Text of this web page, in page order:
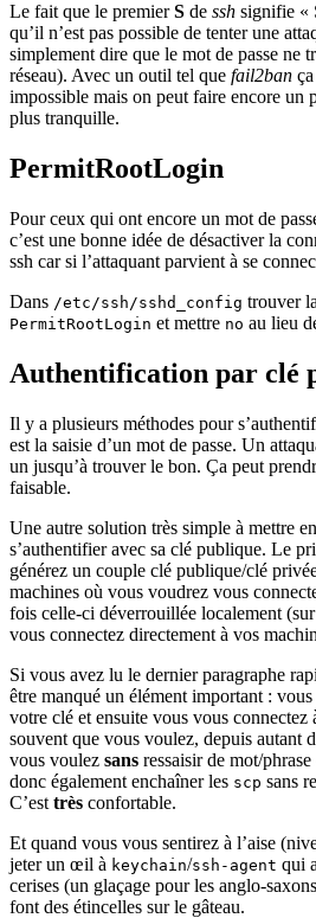
Le fait que le premierS de ssh signifie «
qu’il n’est pas possible de tenter une
simplement dire que le mot de passe ne
réseau). Avec un outil tel que fail2ban
impossible mais on peut faire encore un
plus tranquille.
PermitRootLogin
Pour ceux qui ont encore un mot de
c’est une bonne idée de désactiver la
ssh car si l’attaquant parvient à se
Dans /etc/ssh/sshd_config trouver
PermitRootLogin et mettre no au lieu
Authentification par clé
Il y a plusieurs méthodes pour
est la saisie d’un mot de passe. Un
un jusqu’à trouver le bon. Ça peut
faisable.
Une autre solution très simple à mettre
s’authentifier avec sa clé publique. Le
générez un couple clé publique/clé
machines où vous voudrez vous
fois celle-ci déverrouillée localement
vous connectez directement à vos
Si vous avez lu le dernier paragraphe
être manqué un élément important :
votre clé et ensuite vous vous connectez
souvent que vous voulez, depuis autant
vous voulez sans ressaisir de mot/
donc également enchaîner les scp sans
C’est très confortable.
Et quand vous vous sentirez à l’aise
jeter un œil à keychain/ssh-agent qui
cerises (un glaçage pour les anglo-
font des étincelles sur le gâteau.